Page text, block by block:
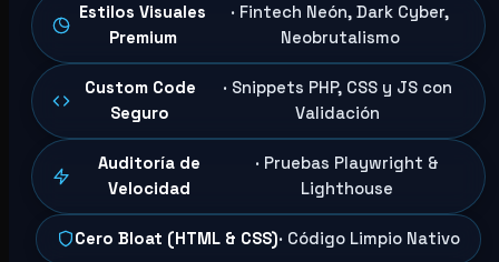
Estilos Visuales
Premium
· Fintech Neón, Dark Cyber,
Neobrutalismo
Custom Code
Seguro
· Snippets PHP, CSS y JS con
Validación
Auditoría de
Velocidad
· Pruebas Playwright &
Lighthouse
Cero Bloat (HTML & CSS)· Código Limpio Nativo